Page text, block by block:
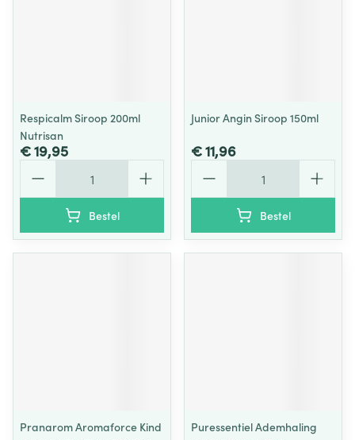
Respicalm Siroop 200ml
Nutrisan
€ 19,95
Bestel
Junior Angin Siroop 150ml
€ 11,96
Bestel
Pranarom Aromaforce Kind
Puressentiel Ademhaling